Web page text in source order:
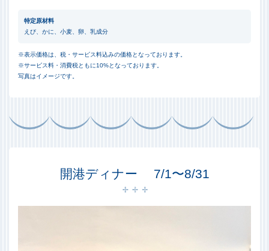
特定原材料
えび、かに、小麦、卵、乳成分
※表示価格は、税・サービス料込みの価格となっております。
※サービス料・消費税ともに10%となっております。
写真はイメージです。
開港ディナー 7/1〜8/31